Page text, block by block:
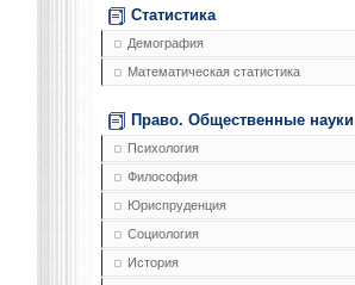
Статистика
Демография
Математическая статистика
Право. Общественные науки
Психология
Философия
Юриспруденция
Социология
История